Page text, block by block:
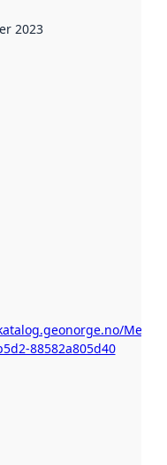
2023
88582a805d40